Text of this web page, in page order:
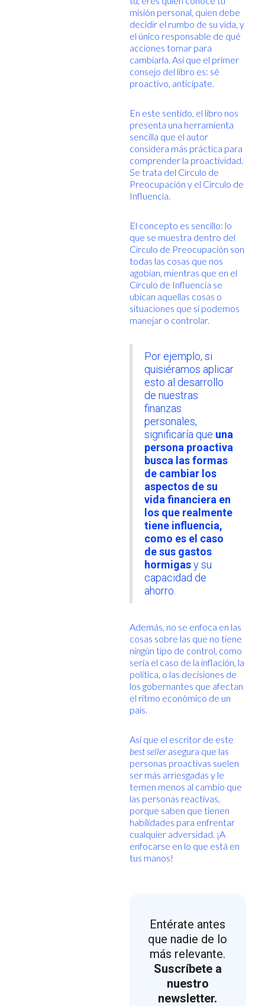
misión personal, quien debe
decidir el rumbo de su vida, y
el único responsable de qué
acciones tomar para
cambiarla. Así que el primer
consejo del libro es: sé
proactivo, anticípate.
En este sentido, el libro nos
presenta una herramienta
sencilla que el autor
considera más práctica para
comprender la proactividad.
Se trata del Círculo de
Preocupación y el Círculo de
Influencia.
El concepto es sencillo: lo
que se muestra dentro del
Círculo de Preocupación son
todas las cosas que nos
agobian, mientras que en el
Círculo de Influencia se
ubican aquellas cosas o
situaciones que sí podemos
manejar o controlar.
Por ejemplo, si
quisiéramos aplicar
esto al desarrollo
de nuestras
finanzas
personales,
significaría que una
persona proactiva
busca las formas
de cambiar los
aspectos de su
vida financiera en
los que realmente
tiene influencia,
como es el caso
de sus gastos
hormigasy su
capacidad de
ahorro.
Además, no se enfoca en las
cosas sobre las que no tiene
ningún tipo de control, como
sería el caso de la inflación, la
política, o las decisiones de
los gobernantes que afectan
el ritmo económico de un
país.
Así que el escritor de este
best sellerasegura que las
personas proactivas suelen
ser más arriesgadas y le
temen menos al cambio que
las personas reactivas,
porque saben que tienen
habilidades para enfrentar
cualquier adversidad. ¡A
enfocarse en lo que está en
tus manos!
Entérate antes
que nadie de lo
más relevante.
Suscríbete a
nuestro
newsletter.